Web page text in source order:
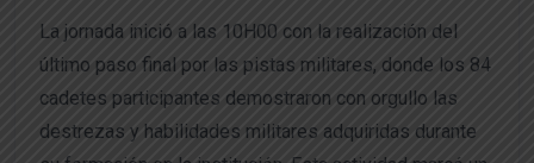
La jornada inició a las 10H00 con la realización del
último paso final por las pistas militares, donde los 84
cadetes participantes demostraron con orgullo las
destrezas y habilidades militares adquiridas durante